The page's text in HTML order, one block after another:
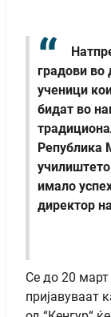
градови во
ученици
бидат во
Република
имало
директор
Се до 20
пријавуваат